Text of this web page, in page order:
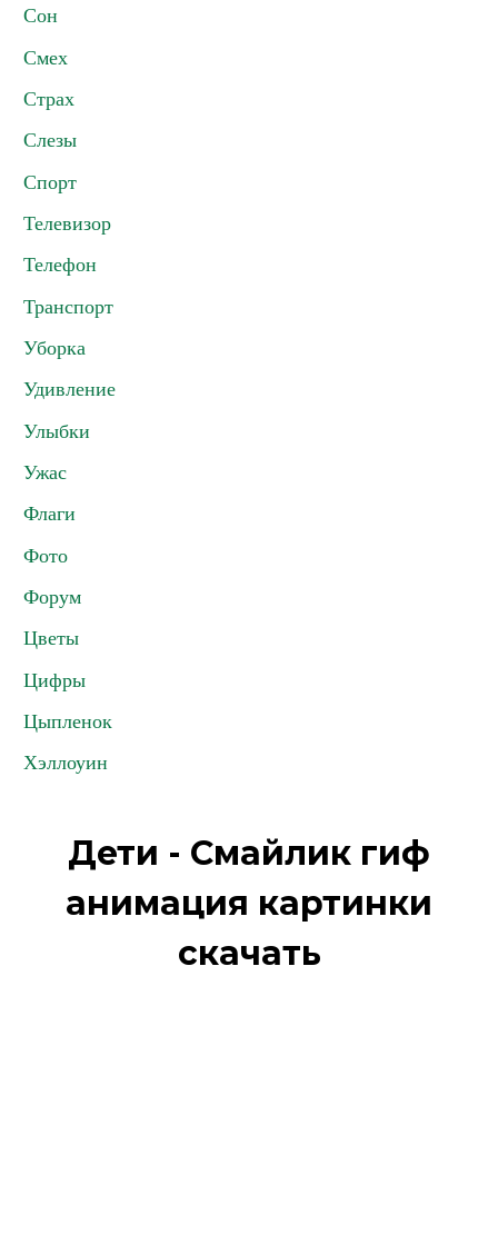
Сон
Смех
Страх
Слезы
Спорт
Телевизор
Телефон
Транспорт
Уборка
Удивление
Улыбки
Ужас
Флаги
Фото
Форум
Цветы
Цифры
Цыпленок
Хэллоуин
Дети - Смайлик гиф
анимация картинки
скачать